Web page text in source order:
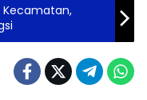
Kecamatan,